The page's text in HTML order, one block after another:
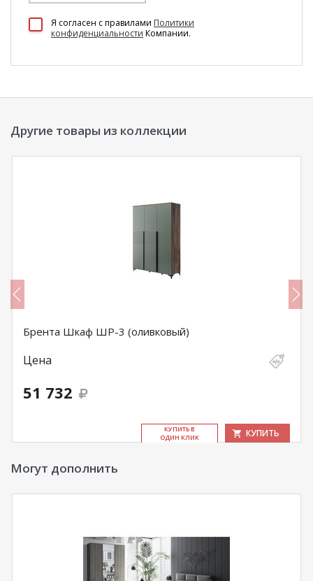
Я согласен c правилами Политики
конфиденциальности Компании.
Другие товары из коллекции
Брента Шкаф ШР-3 (оливковый)
Цена
51 732
КУ­ПИТЬ В
ОДИН КЛИК
КУПИТЬ
Могут дополнить